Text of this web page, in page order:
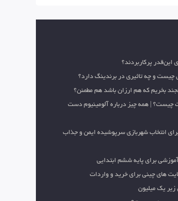
این‌قدر پرکاربردند؟
چیست و چه تاثیری در برندینگ دارد؟
بخریم که هم ارزان باشد هم مطمئن؟
چیست؟ | همه چیز درباره آلومینیوم دست
انتخاب شهربازی سرپوشیده ایمن و جذاب
برای پایه ششم ابتدایی
های چینی برای خرید و واردات
زیر یک میلیون